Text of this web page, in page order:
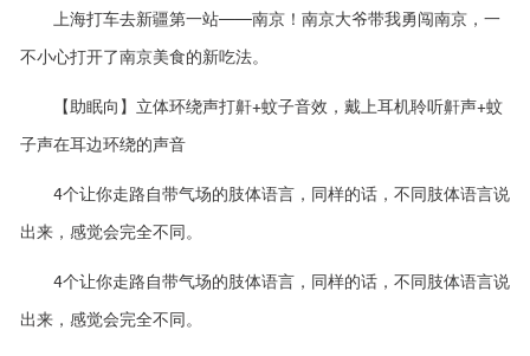
上海打车去新疆第一站——南京！南京大爷带我勇闯南京，一
不小心打开了南京美食的新吃法。
【助眠向】立体环绕声打鼾+蚊子音效，戴上耳机聆听鼾声+蚊
子声在耳边环绕的声音
4个让你走路自带气场的肢体语言，同样的话，不同肢体语言说
出来，感觉会完全不同。
4个让你走路自带气场的肢体语言，同样的话，不同肢体语言说
出来，感觉会完全不同。